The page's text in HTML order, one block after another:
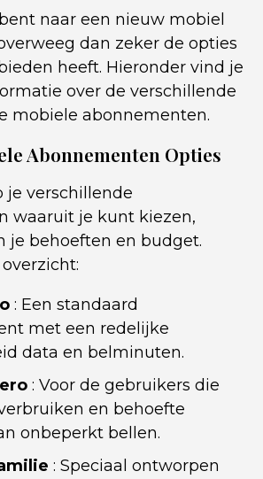
naar een nieuw mobiel
dan zeker de opties
heeft. Hieronder vind je
over de verschillende
mobiele abonnementen.
Abonnementen Opties
je verschillende
waaruit je kunt kiezen,
je behoeften en budget.
: Een standaard
met een redelijke
data en belminuten.
: Voor de gebruikers die
en behoefte
onbeperkt bellen.
: Speciaal ontworpen